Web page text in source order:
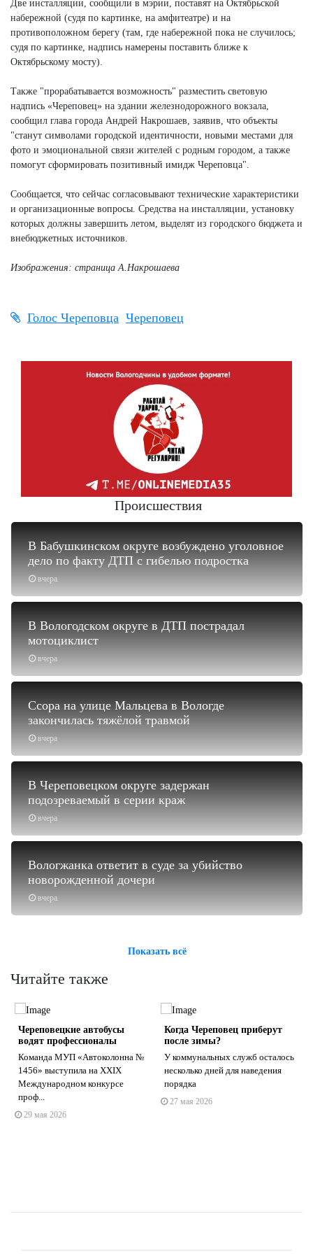
Две инсталляции, сообщили в мэрии, поставят на Октябрьской
набережной (судя по картинке, на амфитеатре) и на
противоположном берегу (там, где набережной пока не случилось;
судя по картинке, надпись намерены поставить ближе к
Октябрьскому мосту).
Также "прорабатывается возможность" разместить световую
надпись «Череповец» на здании железнодорожного вокзала,
сообщил глава города Андрей Накрошаев, заявив, что объекты
"станут символами городской идентичности, новыми местами для
фото и эмоциональной связи жителей с родным городом, а также
помогут сформировать позитивный имидж Череповца".
Сообщается, что сейчас согласовывают технические характеристики
и организационные вопросы. Средства на инсталляции, установку
которых должны завершить летом, выделят из городского бюджета и
внебюджетных источников.
Изображения: страница А.Накрошаева
Голос Череповца Череповец
Происшествия
вчера
В Бабушкинском округе возбуждено уголовное
дело по факту ДТП с гибелью подростка
вчера
В Вологодском округе в ДТП пострадал
мотоциклист
вчера
Ссора на улице Мальцева в Вологде
закончилась тяжёлой травмой
вчера
В Череповецком округе задержан
подозреваемый в серии краж
вчера
Вологжанка ответит в суде за убийство
новорожденной дочери
Показать всё
Читайте также
Череповецкие автобусы
водят профессионалы
Команда МУП «Автоколонна №
1456» выступила на XXIX
Международном конкурсе
проф...
29 мая 2026
Когда Череповец приберут
после зимы?
У коммунальных служб осталось
несколько дней для наведения
порядка
27 мая 2026